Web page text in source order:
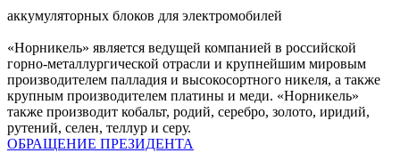
аккумуляторных блоков для электромобилей
«Норникель» является ведущей компанией в российской
горно-металлургической отрасли и крупнейшим мировым
производителем палладия и высокосортного никеля, а также
крупным производителем платины и меди. «Норникель»
также производит кобальт, родий, серебро, золото, иридий,
рутений, селен, теллур и серу.
ОБРАЩЕНИЕ ПРЕЗИДЕНТА